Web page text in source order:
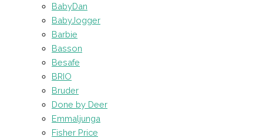
BabyDan
BabyJogger
Barbie
Basson
Besafe
BRIO
Bruder
Done by Deer
Emmaljunga
Fisher Price